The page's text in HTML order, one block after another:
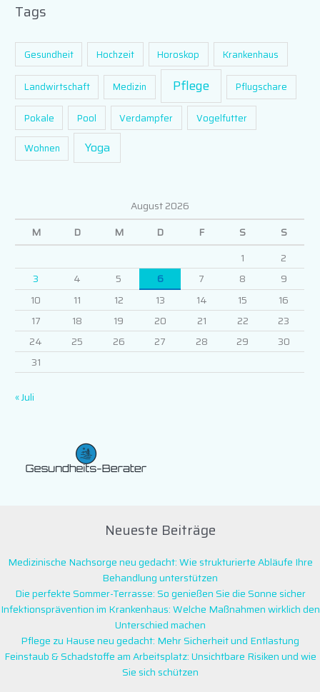
Tags
Gesundheit Hochzeit Horoskop Krankenhaus
Landwirtschaft Medizin Pflege Pflugschare
Pokale Pool Verdampfer Vogelfutter
Wohnen Yoga
August 2026
M
D M D F S
S
1
2
3
4 5 6 7 8
9
10
11 12 13 14 15
16
17
18 19 20 21 22
23
24
25 26 27 28 29
30
31
« Juli
Neueste Beiträge
Medizinische Nachsorge neu gedacht: Wie strukturierte Abläufe Ihre
Behandlung unterstützen
Die perfekte Sommer-Terrasse: So genießen Sie die Sonne sicher
Infektionsprävention im Krankenhaus: Welche Maßnahmen wirklich den
Unterschied machen
Pflege zu Hause neu gedacht: Mehr Sicherheit und Entlastung
Feinstaub & Schadstoffe am Arbeitsplatz: Unsichtbare Risiken und wie
Sie sich schützen